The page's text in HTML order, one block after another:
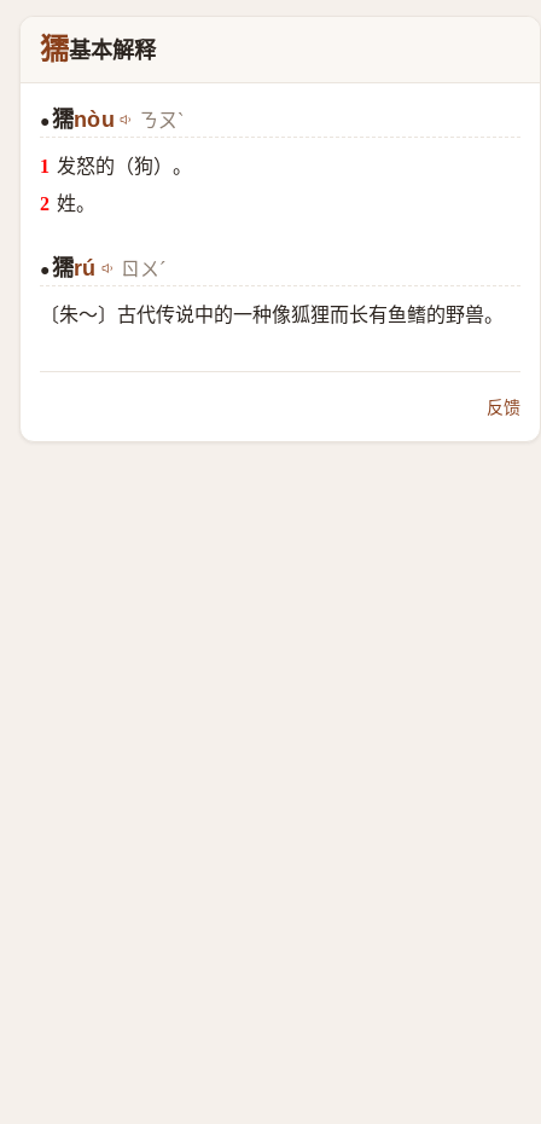
獳基本解释
●獳nòu ㄋㄡˋ
发怒的（狗）。
姓。
●獳rú ㄖㄨˊ
〔朱～〕古代传说中的一种像狐狸而长有鱼鳍的野兽。
反馈